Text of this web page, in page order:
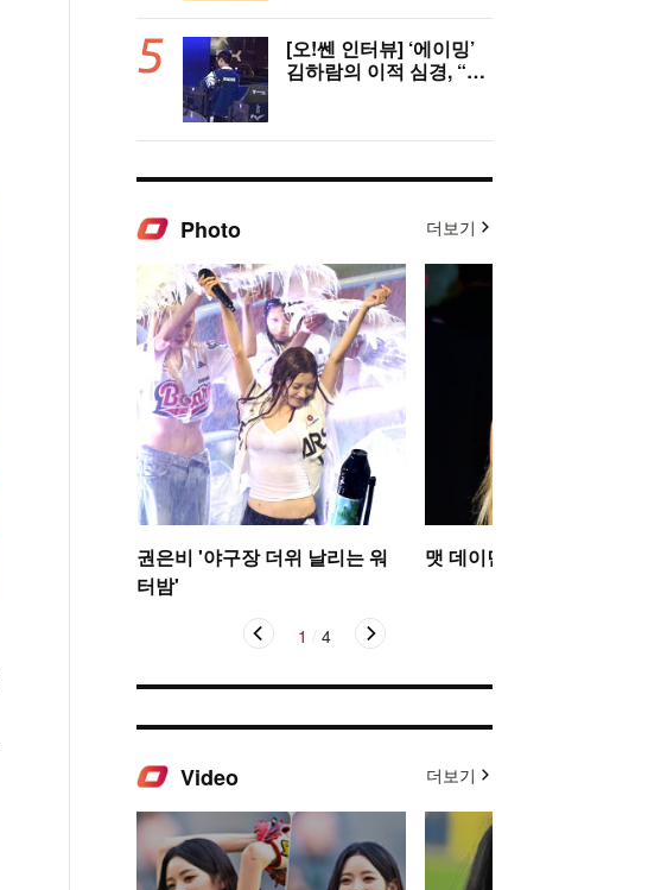
와 법정 공방 나선다
[오!쎈 인터뷰] ‘에이밍’
김하람의 이적 심경, “더
Photo 더보기
권은비 '야구장 더위 날리는 워
터밤'
맷 데이먼 딸, 인형 미모
1 4
Video 더보기